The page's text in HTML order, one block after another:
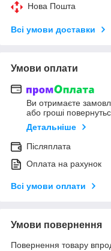
Нова Пошта
Всі умови доставки
Умови оплати
Ви отримаєте
або гроші
Детальніше
Післяплата
Оплата на рахунок
Всі умови оплати
Умови повернення
Повернення товару